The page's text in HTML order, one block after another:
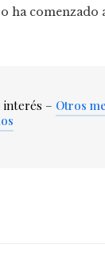
ha comenzado
interés – Otros